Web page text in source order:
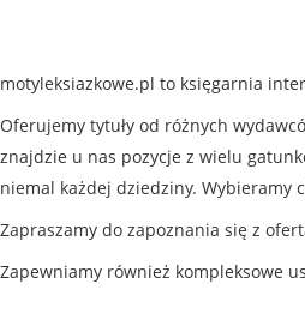
motyleksiazkowe.pl to księgarnia
Oferujemy tytuły od różnych
znajdzie u nas pozycje z wielu
niemal każdej dziedziny. Wybieramy
Zapraszamy do zapoznania się z
Zapewniamy również kompleksowe